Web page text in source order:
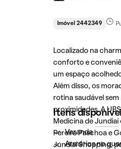
Imóvel 2442349
Localizado na
conforto e
um espaço
Além disso, os
rotina saudável
proximidades. A
Medicina de Jundiaí
Pereira Paschoa e
JundiaíShopping,
Itens
Varanda
Armários no